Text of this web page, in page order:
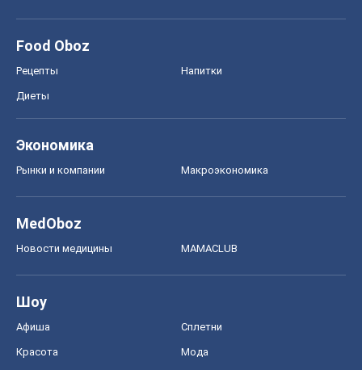
Food Oboz
Рецепты Напитки
Диеты
Экономика
Рынки и компании Mакроэкономика
MedOboz
Новости медицины MAMACLUB
Шоу
Афиша Сплетни
Красота Мода